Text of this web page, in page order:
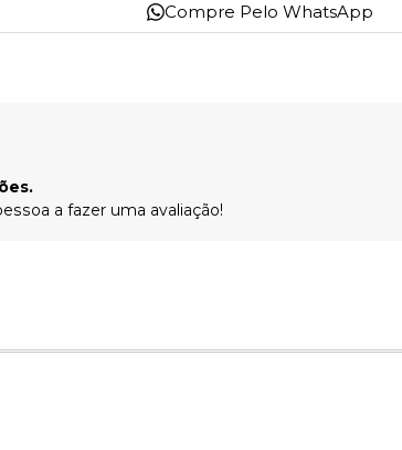
Compre Pelo WhatsApp
a fazer uma avaliação!